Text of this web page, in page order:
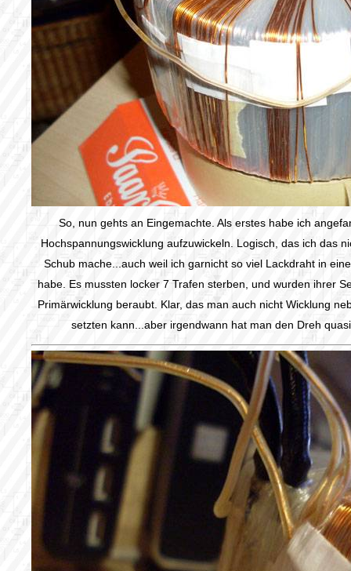
So, nun gehts an Eingemachte. Als erstes habe ich
Hochspannungswicklung aufzuwickeln. Logisch, das ich das
Schub mache...auch weil ich garnicht so viel Lackdraht in
habe. Es mussten locker 7 Trafen sterben, und wurden ihrer
Primärwicklung beraubt. Klar, das man auch nicht Wicklung
setzten kann...aber irgendwann hat man den Dreh